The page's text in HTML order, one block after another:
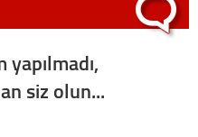
siz olun...